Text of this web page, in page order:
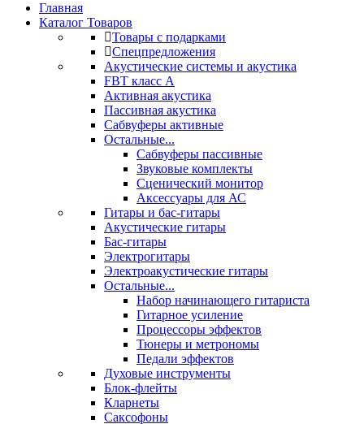
Главная
Каталог Товаров
Товары с подарками
Спецпредложения
Акустические системы и акустика
FBT класс А
Активная акустика
Пассивная акустика
Сабвуферы активные
Остальные...
Сабвуферы пассивные
Звуковые комплекты
Сценический монитор
Аксессуары для АС
Гитары и бас-гитары
Акустические гитары
Бас-гитары
Электрогитары
Электроакустические гитары
Остальные...
Набор начинающего гитариста
Гитарное усиление
Процессоры эффектов
Тюнеры и метрономы
Педали эффектов
Духовые инструменты
Блок-флейты
Кларнеты
Саксофоны